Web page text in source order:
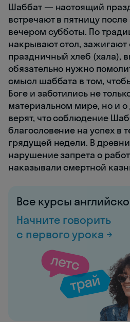
Шаббат — настоящий
встречают в пятницу
вечером субботы. По
накрывают стол, зажигают
праздничный хлеб (хала),
обязательно нужно
смысл шаббата в том,
Боге и заботились не
материальном мире, но и о
верят, что соблюдение
благословение на успех в
грядущей недели. В
нарушение запрета о
наказывали смертной
Все курсы
Начните говорить
с первого урока →